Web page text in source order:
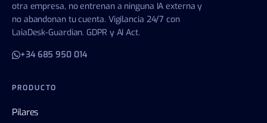
otra empresa, no entrenan a ninguna IA externa y
no abandonan tu cuenta. Vigilancia 24/7 con
LaiaDesk-Guardian. GDPR y AI Act.
+34 685 950 014
PRODUCTO
Pilares